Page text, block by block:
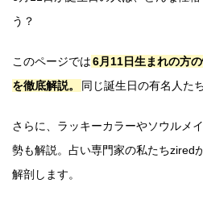
う？
このページでは6月11日生まれの方
を徹底解説。
同じ誕生日の有名人た
さらに、ラッキーカラーやソウルメ
勢も解説。占い専門家の私たちzired
解剖します。